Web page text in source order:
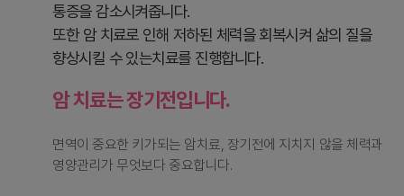
통증을 감소시켜줍니다.
또한 암 치료로 인해 저하된 체력을 회복시켜 삶의 질을
향상시킬 수 있는치료를 진행합니다.
암 치료는 장기전입니다.
면역이 중요한 키가되는 암치료, 장기전에 지치지 않을 체력과
영양관리가 무엇보다 중요합니다.